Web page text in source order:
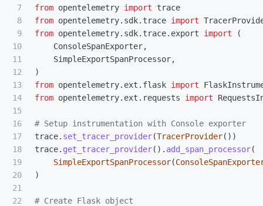
7
8
9
10
11
12
13
14
15
16
17
18
19
20
21
22
from opentelemetry import
trace
from opentelemetry.sdk.trace import
from opentelemetry.sdk.trace.export import
(
ConsoleSpanExporter,
SimpleExportSpanProcessor,
)
from opentelemetry.ext.flask import
from opentelemetry.ext.requests import
trace. set_tracer_provider(TracerProvider())
trace. get_tracer_provider(). add_span_processor(
SimpleExportSpanProcessor(
)